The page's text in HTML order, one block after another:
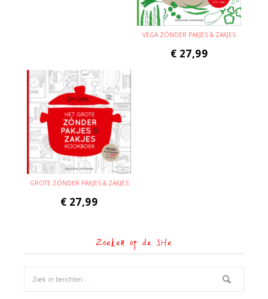
VEGA ZÓNDER PAKJES & ZAKJES
€ 27,99
GROTE ZÓNDER PAKJES & ZAKJES
€ 27,99
Zoeken op de site